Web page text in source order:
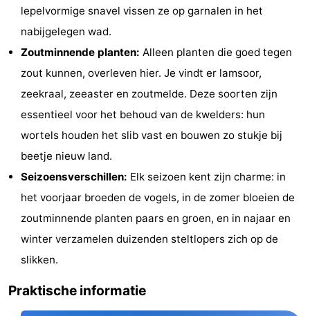
Texel
Kustpark
Texel
Sluftervallei
-
Strandhuys
Villapark
Residentie
Texel
Villapark
Vogelmient
Last
minutes
Strand
Bezienswaardigheden
lepelvormige snavel vissen ze op garnalen in het
nabijgelegen wad.
Zoutminnende planten: Alleen planten die goed tegen
zout kunnen, overleven hier. Je vindt er lamsoor,
zeekraal, zeeaster en zoutmelde. Deze soorten zijn
essentieel voor het behoud van de kwelders: hun
wortels houden het slib vast en bouwen zo stukje bij
beetje nieuw land.
Seizoensverschillen: Elk seizoen kent zijn charme: in
het voorjaar broeden de vogels, in de zomer bloeien de
zoutminnende planten paars en groen, en in najaar en
winter verzamelen duizenden steltlopers zich op de
slikken.
Praktische informatie